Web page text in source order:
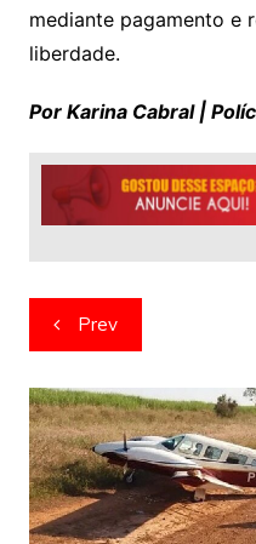
mediante pagamento e
liberdade.
Por Karina Cabral |
Navegação
de
artigos
Prev